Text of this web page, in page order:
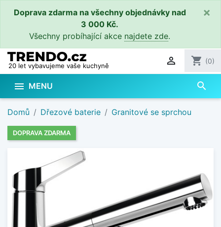
Doprava zdarma na všechny objednávky nad
3 000 Kč.
Všechny probíhající akce najdete zde.
×
20 let vybavujeme vaše kuchyně  shopping_cart (0)
 MENU search
Domů Dřezové baterie Granitové se sprchou
DOPRAVA ZDARMA